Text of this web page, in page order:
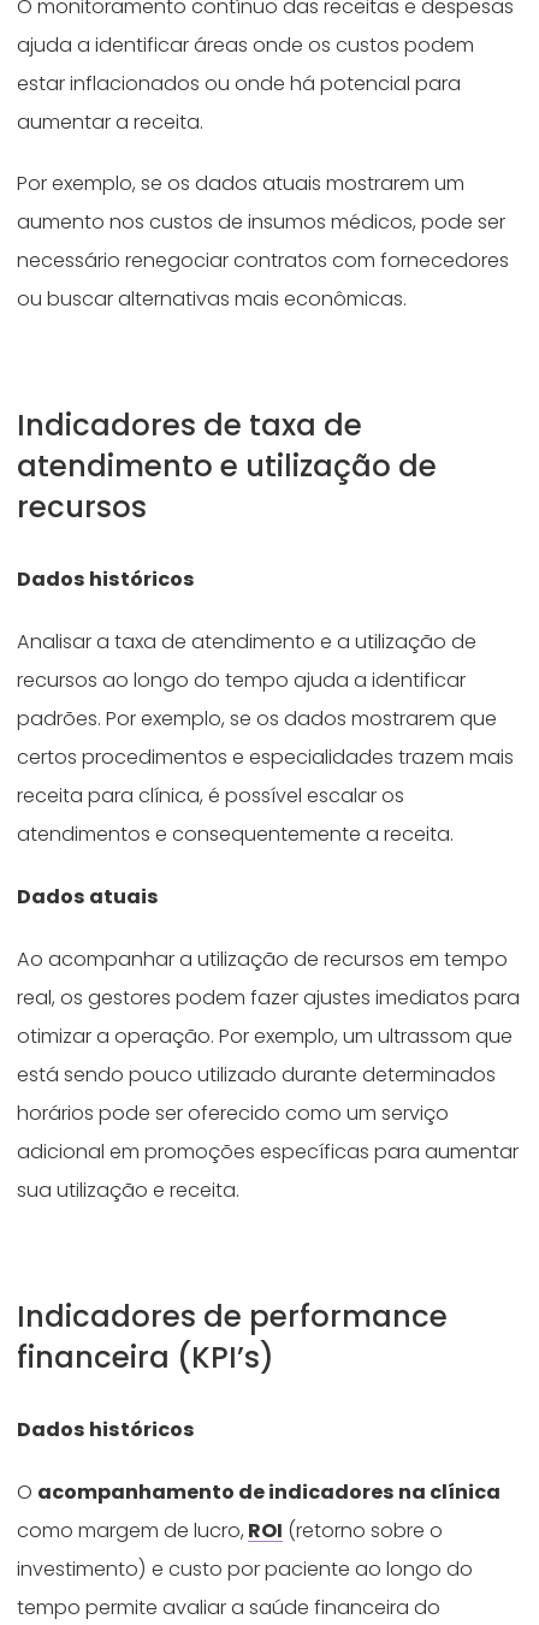
O monitoramento contínuo das receitas e despesas
ajuda a identificar áreas onde os custos podem
estar inflacionados ou onde há potencial para
aumentar a receita.
Por exemplo, se os dados atuais mostrarem um
aumento nos custos de insumos médicos, pode ser
necessário renegociar contratos com fornecedores
ou buscar alternativas mais econômicas.
Indicadores de taxa de
atendimento e utilização de
recursos
Dados históricos
Analisar a taxa de atendimento e a utilização de
recursos ao longo do tempo ajuda a identificar
padrões. Por exemplo, se os dados mostrarem que
certos procedimentos e especialidades trazem mais
receita para clínica, é possível escalar os
atendimentos e consequentemente a receita.
Dados atuais
Ao acompanhar a utilização de recursos em tempo
real, os gestores podem fazer ajustes imediatos para
otimizar a operação. Por exemplo, um ultrassom que
está sendo pouco utilizado durante determinados
horários pode ser oferecido como um serviço
adicional em promoções específicas para aumentar
sua utilização e receita.
Indicadores de performance
financeira (KPI’s)
Dados históricos
O acompanhamento de indicadores na clínica
como margem de lucro,ROI (retorno sobre o
investimento) e custo por paciente ao longo do
tempo permite avaliar a saúde financeira do